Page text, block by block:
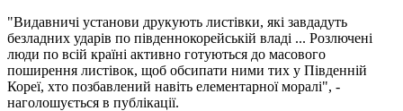
"Видавничі установи друкують листівки, які завдадуть
безладних ударів по південнокорейській владі ... Розлючені
люди по всій країні активно готуються до масового
поширення листівок, щоб обсипати ними тих у Південній
Кореї, хто позбавлений навіть елементарної моралі", -
наголошується в публікації.